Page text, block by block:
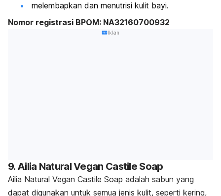
melembapkan dan menutrisi kulit bayi.
Nomor registrasi BPOM: NA32160700932
Iklan
9. Ailia Natural Vegan Castile Soap
Ailia Natural Vegan Castile Soap adalah sabun yang
dapat digunakan untuk semua jenis kulit, seperti kering,